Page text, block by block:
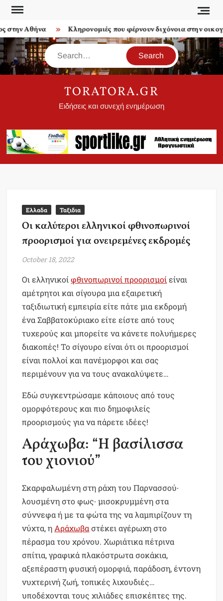
Skip
content
Αθήνα Κληρονομιές που φέρνουν διχόνοια στην οικογένεια
Search
TORATORA.GR
Ειδήσεις και συνεχή ενημέρωση
Ελλαδα Ταξιδια
Οι καλύτεροι ελληνικοί φθινοπωρινοί
προορισμοί για ονειρεμένες εκδρομές
October 18, 2022
Οι ελληνικοί φθινοπωρινοί προορισμοίείναι
αμέτρητοι και σίγουρα μια εξαιρετική
ταξιδιωτική εμπειρία είτε πάτε μια εκδρομή
ένα Σαββατοκύριακο είτε είστε από τους
τυχερούς και μπορείτε να κάνετε πολυήμερες
διακοπές! Το σίγουρο είναι ότι οι προορισμοί
είναι πολλοί και πανέμορφοι και σας
περιμένουν για να τoυς ανακαλύψετε…
Εδώ συγκεντρώσαμε κάποιους από τους
ομορφότερους και πιο δημοφιλείς
προορισμούς για να πάρετε ιδέες!
Αράχωβα: “Η βασίλισσα
του χιονιού”
Σκαρφαλωμένη στη ράχη του Παρνασσού∙
λουσμένη στο φως∙ μισοκρυμμένη στα
σύννεφα ή με τα φώτα της να λαμπιρίζουν τη
νύχτα, η Αράχωβαστέκει αγέρωχη στο
πέρασμα του χρόνου. Χωριάτικα πέτρινα
σπίτια, γραφικά πλακόστρωτα σοκάκια,
αξεπέραστη φυσική ομορφιά, παράδοση, έντονη
νυχτερινή ζωή, τοπικές λιχουδιές…
υποδέχονται τους χιλιάδες επισκέπτες της.